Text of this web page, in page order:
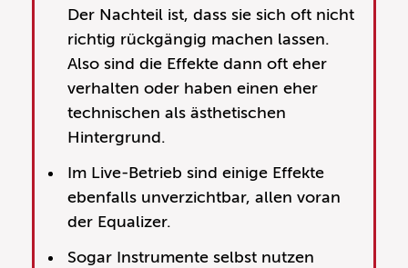
Der Nachteil ist, dass sie sich oft nicht
richtig rückgängig machen lassen.
Also sind die Effekte dann oft eher
verhalten oder haben einen eher
technischen als ästhetischen
Hintergrund.
Im Live-Betrieb sind einige Effekte
ebenfalls unverzichtbar, allen voran
der Equalizer.
Sogar Instrumente selbst nutzen